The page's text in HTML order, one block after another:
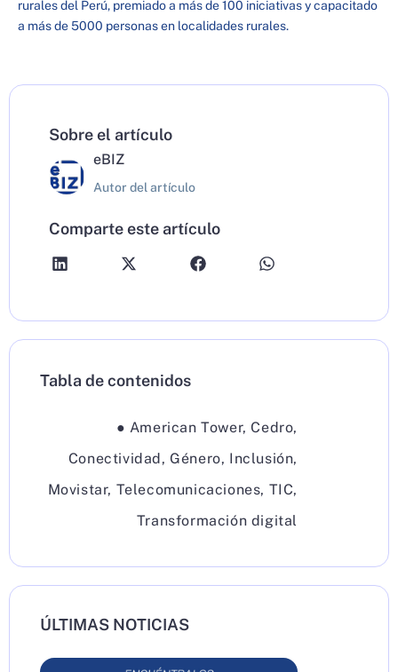
rurales del Perú, premiado a más de 100 iniciativas y capacitado
a más de 5000 personas en localidades rurales.
Sobre el artículo
eBIZ
Autor del artículo
Comparte este artículo
Tabla de contenidos
● American Tower, Cedro,
Conectividad ,Género, Inclusión,
Movistar, Telecomunicaciones, TIC,
Transformación digital
ÚLTIMAS NOTICIAS